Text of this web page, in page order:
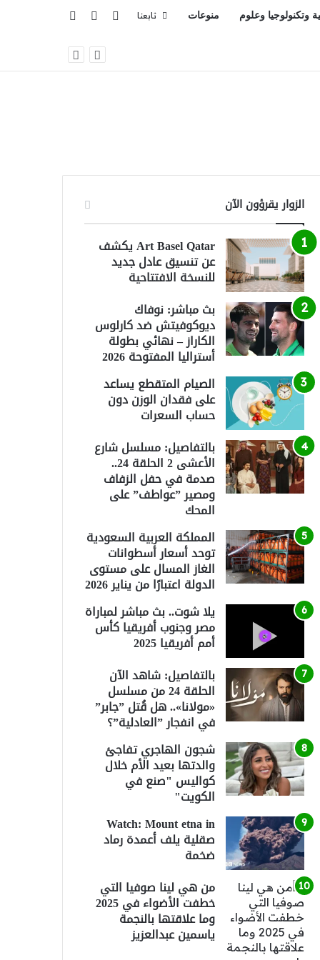
وتكنولوجيا وعلوم منوعات تابعنا تسجيل الدخول
إضافة عمود
الزوار يقرؤون الآن
Art Basel Qatar يكشف
عن تنسيق عادل جديد
للنسخة الافتتاحية
بث مباشر: نوفاك
ديوكوفيتش ضد كارلوس
الكاراز – نهائي بطولة
أستراليا المفتوحة 2026
الصيام المتقطع يساعد
على فقدان الوزن دون
حساب السعرات
بالتفاصيل: مسلسل شارع
الأعشى 2 الحلقة 24..
صدمة في حفل الزفاف
ومصير ”عواطف” على
المحك
المملكة العربية السعودية
توحد أسعار أسطوانات
الغاز المسال على مستوى
الدولة اعتبارًا من يناير 2026
يلا شوت.. بث مباشر لمباراة
مصر وجنوب أفريقيا كأس
أمم أفريقيا 2025
بالتفاصيل: شاهد الآن
الحلقة 24 من مسلسل
«مولانا».. هل قُتل ”جابر”
في انفجار ”العادلية”؟
شجون الهاجري تفاجئ
والدتها بعيد الأم خلال
كواليس "صنع في
الكويت"
Watch: Mount etna in
صقلية يلف أعمدة رماد
ضخمة
من هي لينا صوفيا التي
خطفت الأضواء في 2025
وما علاقتها بالنجمة
ياسمين عبدالعزيز